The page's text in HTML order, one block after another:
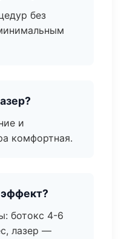
без
и
комфортная.
ботокс 4-6
лазер —